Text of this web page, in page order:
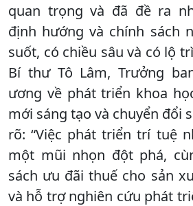
quan trọng và đã đề ra
định hướng và chính sách
suốt, có chiều sâu và có lộ
Bí thư Tô Lâm, Trưởng
ương về phát triển khoa
mới sáng tạo và chuyển đổi
rõ: “Việc phát triển trí tuệ
một mũi nhọn đột phá,
sách ưu đãi thuế cho sản
và hỗ trợ nghiên cứu phát